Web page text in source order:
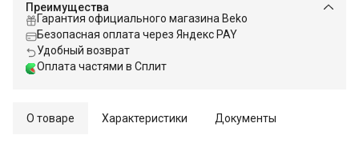
Преимущества
Гарантия официального магазина Beko
Безопасная оплата через Яндекс PAY
Удобный возврат
Оплата частями в Сплит
О товаре Характеристики Документы